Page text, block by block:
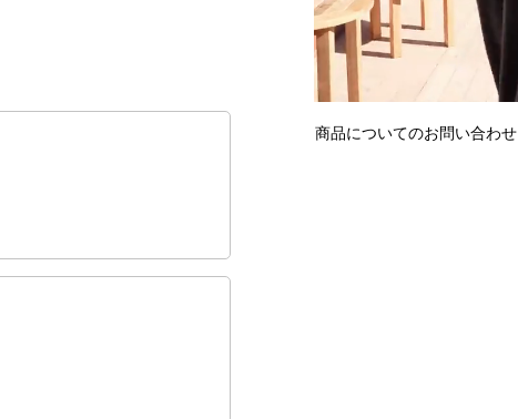
商品についてのお問い合わせ